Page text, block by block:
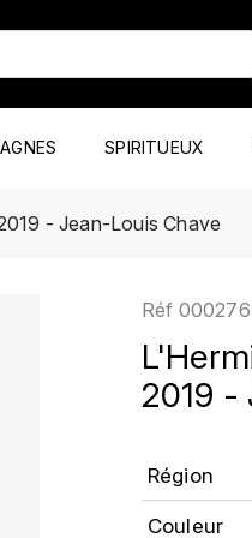
SPIRITUEUX
- Jean-Louis Chave
Réf
2019 -
Région
Couleur